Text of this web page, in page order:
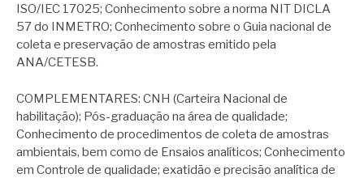
ISO/IEC 17025; Conhecimento sobre a norma NIT DICLA
57 do INMETRO; Conhecimento sobre o Guia nacional de
coleta e preservação de amostras emitido pela
ANA/CETESB.
COMPLEMENTARES: CNH (Carteira Nacional de
habilitação); Pós-graduação na área de qualidade;
Conhecimento de procedimentos de coleta de amostras
ambientais, bem como de Ensaios analíticos; Conhecimento
em Controle de qualidade; exatidão e precisão analítica de